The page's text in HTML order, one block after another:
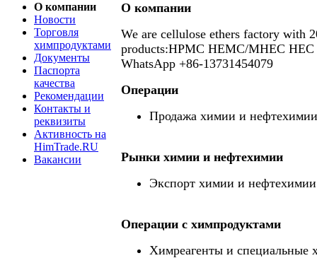
О компании
Новости
Торговля
химпродуктами
Документы
Паспорта
качества
Рекомендации
Контакты и
реквизиты
Активность на
HimTrade.RU
Вакансии
О компании
We are cellulose ethers factory with
products:HPMC HEMC/MHEC
WhatsApp +86-13731454079
Операции
Продажа химии и нефтехимии
Рынки химии и нефтехимии
Экспорт химии и нефтехимии
Операции c химпродуктами
Химреагенты и специальные